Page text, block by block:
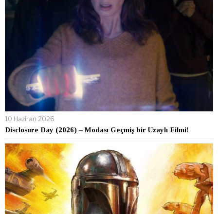
10 Haziran 2026
Disclosure Day (2026) – Modası Geçmiş bir Uzaylı Filmi!